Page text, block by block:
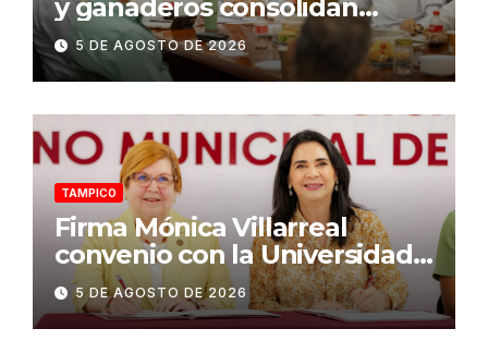
y ganaderos consolidan
proyecto “Carne Tam”
5 DE AGOSTO DE 2026
TAMPICO
Firma Mónica Villarreal
convenio con la Universidad
Tecnológica de Altamira para
impulsar la innovación
turística mediante TampIA
5 DE AGOSTO DE 2026